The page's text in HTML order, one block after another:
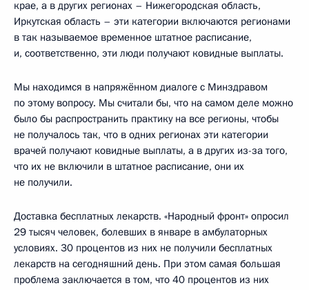
крае, а в других регионах – Нижегородская область,
Иркутская область – эти категории включаются регионами
в так называемое временное штатное расписание,
и, соответственно, эти люди получают ковидные выплаты.
Мы находимся в напряжённом диалоге с Минздравом
по этому вопросу. Мы считали бы, что на самом деле можно
было бы распространить практику на все регионы, чтобы
не получалось так, что в одних регионах эти категории
врачей получают ковидные выплаты, а в других из-за того,
что их не включили в штатное расписание, они их
не получили.
Доставка бесплатных лекарств. «Народный фронт» опросил
29 тысяч человек, болевших в январе в амбулаторных
условиях. 30 процентов из них не получили бесплатных
лекарств на сегодняшний день. При этом самая большая
проблема заключается в том, что 40 процентов из них